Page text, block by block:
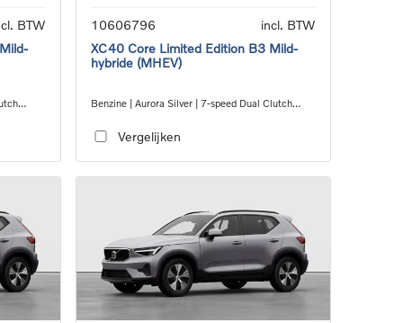
BTW
10606796
incl. BTW
XC40 Core Limited Edition B3 Mild-
hybride (MHEV)
Benzine | Aurora Silver | 7-speed Dual Clutch
Vergelijken